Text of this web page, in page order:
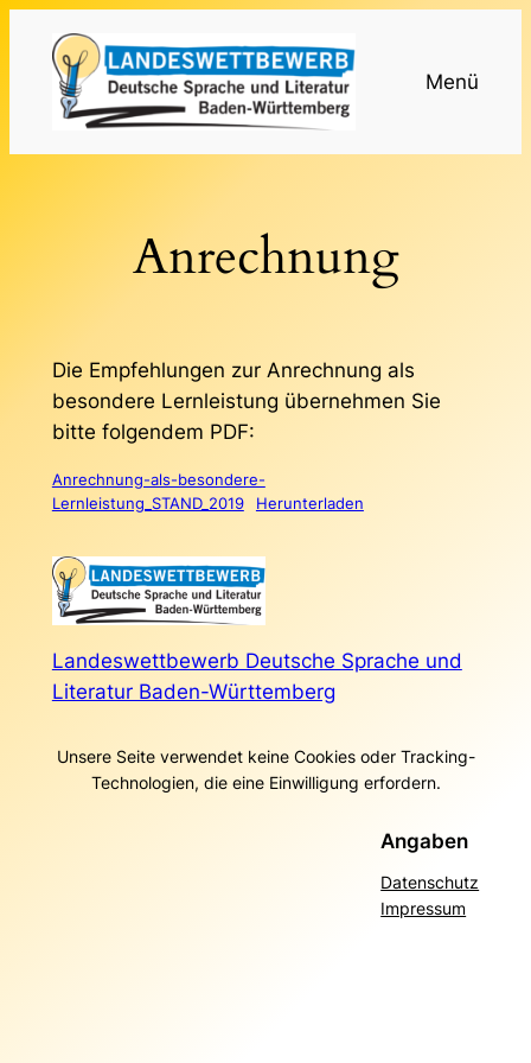
Inhalt
springen
Menü
Anrechnung
Die Empfehlungen zur Anrechnung als
besondere Lernleistung übernehmen Sie
bitte folgendem PDF:
Anrechnung-als-besondere-
Lernleistung_STAND_2019
Herunterladen
Landeswettbewerb Deutsche Sprache und
Literatur Baden-Württemberg
Unsere Seite verwendet keine Cookies oder Tracking-
Technologien, die eine Einwilligung erfordern.
Angaben
Datenschutz
Impressum